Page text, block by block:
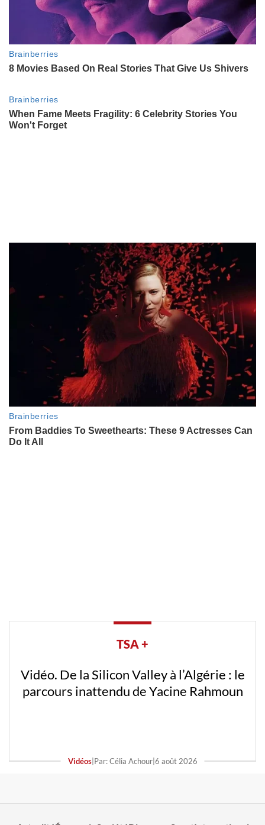
TSA +
Vidéo. De la Silicon Valley à l’Algérie : le
parcours inattendu de Yacine Rahmoun
Vidéos| Par: Célia Achour| 6 août 2026